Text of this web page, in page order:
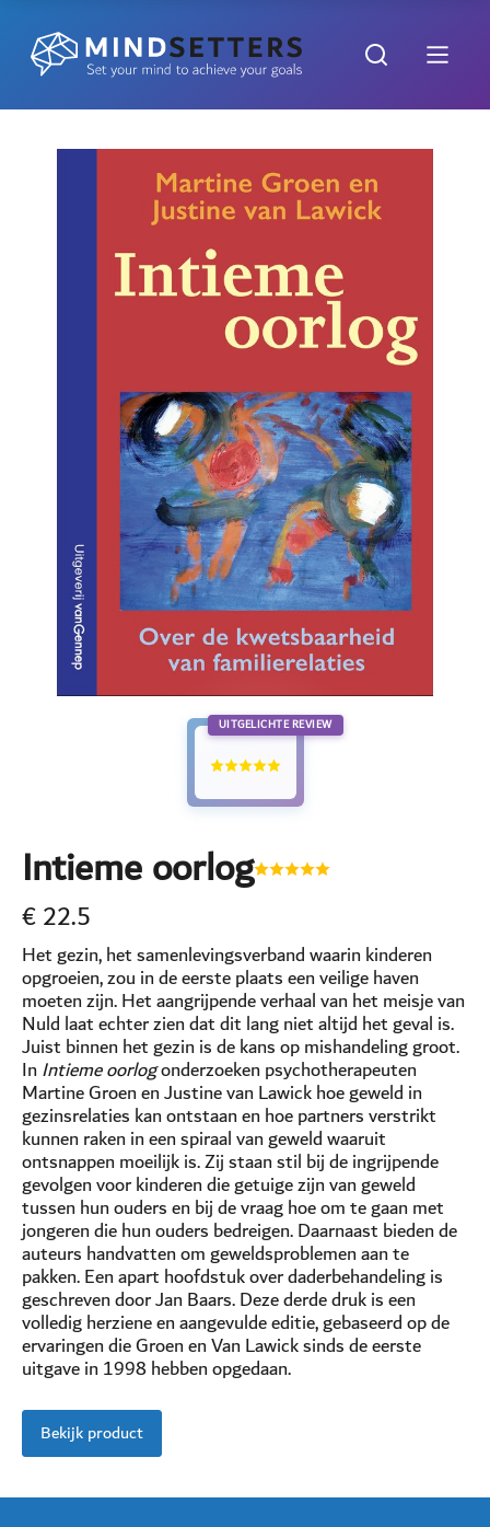
UITGELICHTE REVIEW
Intieme oorlog
€22.5
Het gezin, het samenlevingsverband waarin kinderen
opgroeien, zou in de eerste plaats een veilige haven
moeten zijn. Het aangrijpende verhaal van het meisje van
Nuld laat echter zien dat dit lang niet altijd het geval is.
Juist binnen het gezin is de kans op mishandeling groot.
In Intieme oorlogonderzoeken psychotherapeuten
Martine Groen en Justine van Lawick hoe geweld in
gezinsrelaties kan ontstaan en hoe partners verstrikt
kunnen raken in een spiraal van geweld waaruit
ontsnappen moeilijk is. Zij staan stil bij de ingrijpende
gevolgen voor kinderen die getuige zijn van geweld
tussen hun ouders en bij de vraag hoe om te gaan met
jongeren die hun ouders bedreigen. Daarnaast bieden de
auteurs handvatten om geweldsproblemen aan te
pakken. Een apart hoofdstuk over daderbehandeling is
geschreven door Jan Baars. Deze derde druk is een
volledig herziene en aangevulde editie, gebaseerd op de
ervaringen die Groen en Van Lawick sinds de eerste
uitgave in 1998 hebben opgedaan.
Bekijk product